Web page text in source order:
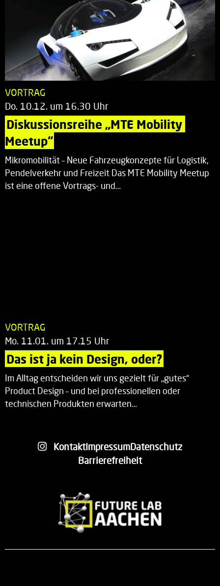
VORTRAG
Do. 10.12. um 16.30 Uhr
Diskussionsreihe „MTE Mobility
Meetup“
Mikromobilität – Neue Fahrzeugkonzepte für Logistik,
Pendelverkehr und Freizeit Das MTE Mobility Meetup
ist eine offene Vortrags- und…
VORTRAG
Mo. 11.01. um 17.15 Uhr
Das ist ja kein Design, oder?
Im Alltag entscheiden wir uns gezielt für „gutes“
Product Design – und bei professionellen oder
technischen Produkten erwarten…
KontaktImpressumDatenschutz
Barrierefreiheit